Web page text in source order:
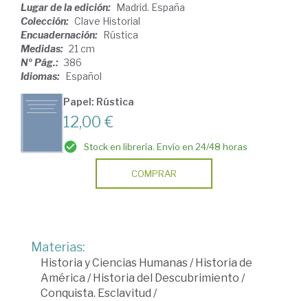
Lugar de la edición: Madrid. España
Colección: Clave Historial
Encuadernación: Rústica
Medidas: 21 cm
Nº Pág.: 386
Idiomas: Español
Papel: Rústica
12,00 €
Stock en librería. Envío en 24/48 horas
COMPRAR
Materias:
Historia y Ciencias Humanas /Historia de
América /Historia del Descubrimiento /
Conquista. Esclavitud /